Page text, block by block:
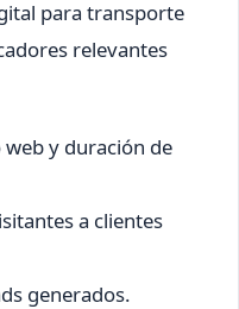
para transporte
relevantes
y duración de
a clientes
generados.